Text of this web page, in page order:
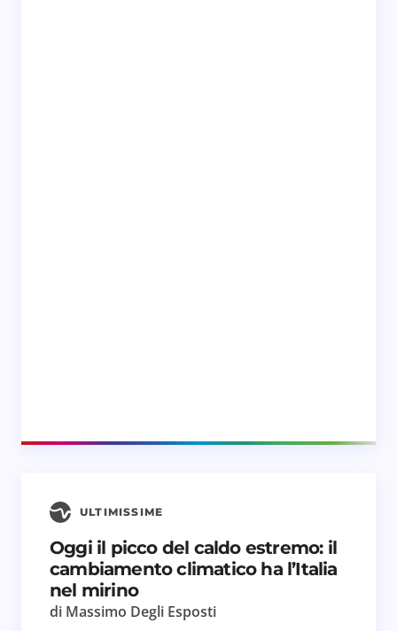
ULTIMISSIME
Oggi il picco del caldo estremo: il
cambiamento climatico ha l’Italia
nel mirino
di Massimo Degli Esposti